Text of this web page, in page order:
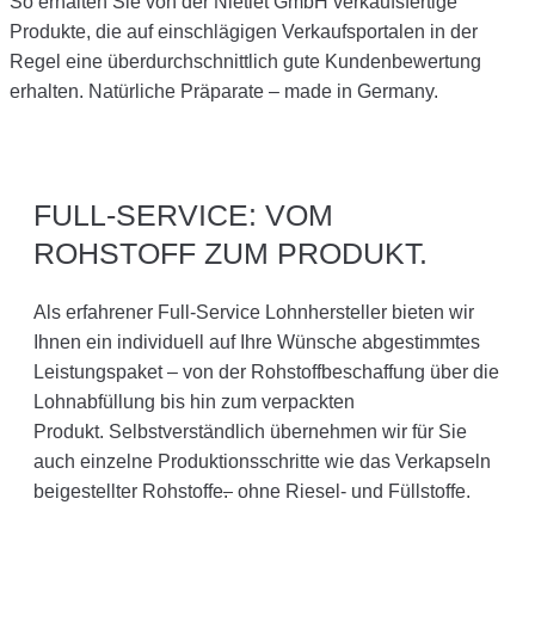
Produkte, die auf einschlägigen Verkaufsportalen in der
Regel eine überdurchschnittlich gute Kundenbewertung
erhalten. Natürliche Präparate – made in Germany.
FULL-SERVICE: VOM
ROHSTOFF ZUM PRODUKT.
Als erfahrener Full-Service Lohnhersteller bieten wir
Ihnen ein individuell auf Ihre Wünsche abgestimmtes
Leistungspaket – von der Rohstoffbeschaffung über die
Lohnabfüllung bis hin zum verpackten
Produkt. Selbstverständlich übernehmen wir für Sie
auch einzelne Produktionsschritte wie das Verkapseln
beigestellter Rohstoffe. ohne Riesel- und Füllstoffe.